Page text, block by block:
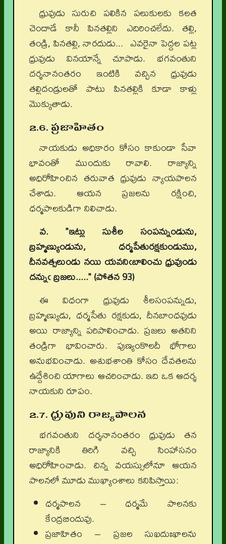
ధ్రువుడు సురుచి పలికిన పలుకులకు కలత
చెందాడే కానీ పినతల్లిని ఎదిరించలేదు. తల్లి,
తండ్రి, పినతల్లి, నారదుడు... ఎవరైనా పెద్దల పట్ల
ధ్రువుడు వినయాన్నే చూపాడు. భగవంతుని
దర్శనానంతరం ఇంటికి వచ్చిన ధ్రువుడు
తల్లిదండ్రులతో పాటు పినతల్లికి కూడా కాళ్లు
మొక్కుతాడు.
2.6. ప్రజాహితం
నాయకుడు అధికారం కోసం కాకుండా సేవా
భావంతో ముందుకు రావాలి. రాజ్యాన్ని
అధిరోహించిన తరువాత ధ్రువుడు న్యాయపాలన
చేశాడు. ఆయన ప్రజలను రక్షించి,
ధర్మపాలకుడిగా నిలిచాడు.
వ. "ఇట్లు సుశీల సంపన్నుండును,
బ్రహ్మణ్యుండును, ధర్మపేతురక్షకుండుము,
దీనవత్సలుండు నయి యవనిఁబాలించు ధ్రువుండు
దన్నుఁ బ్రజలు....." (పోతన93)
ఈ విధంగా ధ్రువుడు శీలసంపన్నుడు,
బ్రహ్మణ్యుడు, ధర్మసేతు రక్షకుడు, దీనబాంధవుడు
అయి రాజ్యాన్ని పరిపాలించాడు. ప్రజలు అతనిని
తండ్రిగా భావించారు. పుణ్యంకొలదీ భోగాలు
అనుభవించాడు. అశుభశాంతి కోసం దేవతలను
ఉద్దేశించి యాగాలు ఆచరించాడు. ఇది ఒక ఆదర్శ
నాయకుని రూపం.
2.7. ధ్రువుని రాజ్యపాలన
భగవంతుని దర్శనానంతరం ధ్రువుడు తన
రాజ్యానికి తిరిగి వచ్చి సింహాసనం
అధిరోహించాడు. చిన్న వయస్సులోనూ ఆయన
పాలనలో మూడు ముఖ్యాంశాలు కనిపిస్తాయి:
ధర్మపాలన – ధర్మమే పాలనకు
కేంద్రబిందువు.
ప్రజాహితం – ప్రజల సుఖదుఃఖాలను